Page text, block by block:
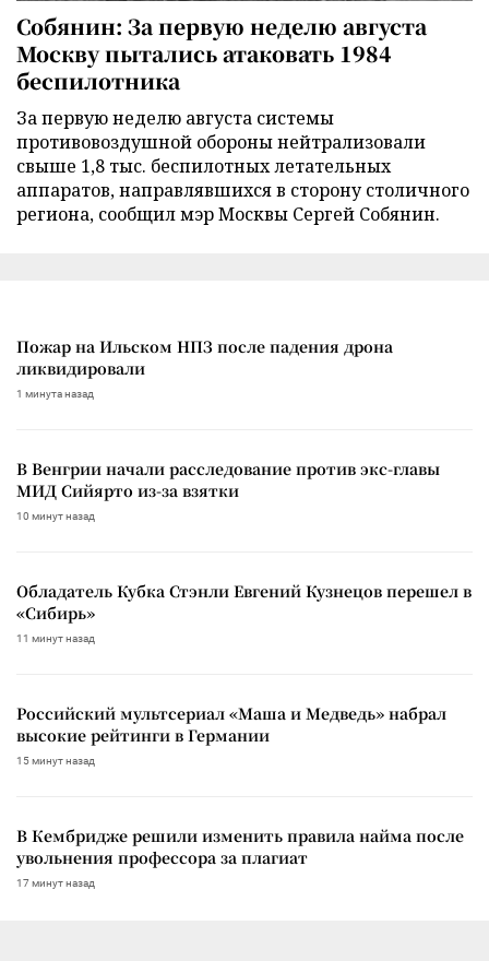
Собянин: За первую неделю августа
Москву пытались атаковать 1984
беспилотника
За первую неделю августа системы
противовоздушной обороны нейтрализовали
свыше 1,8 тыс. беспилотных летательных
аппаратов, направлявшихся в сторону столичного
региона, сообщил мэр Москвы Сергей Собянин.
Пожар на Ильском НПЗ после падения дрона
ликвидировали
1 минута назад
В Венгрии начали расследование против экс-главы
МИД Сийярто из-за взятки
10 минут назад
Обладатель Кубка Стэнли Евгений Кузнецов перешел в
«Сибирь»
11 минут назад
Российский мультсериал «Маша и Медведь» набрал
высокие рейтинги в Германии
15 минут назад
В Кембридже решили изменить правила найма после
увольнения профессора за плагиат
17 минут назад